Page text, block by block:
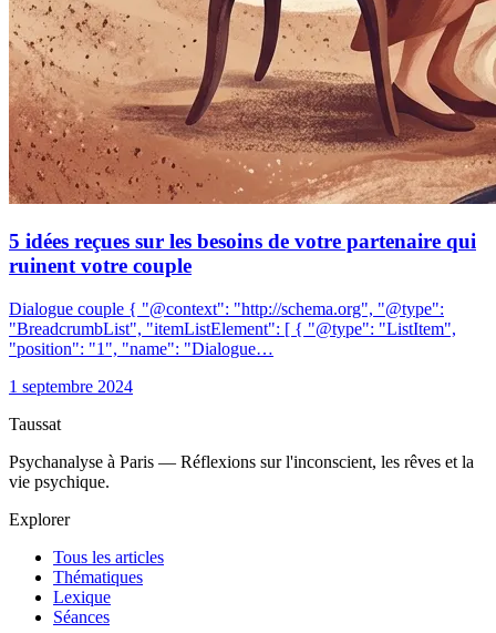
5 idées reçues sur les besoins de votre partenaire qui
ruinent votre couple
Dialogue couple { "@context": "http://schema.org", "@type":
"BreadcrumbList", "itemListElement": [ { "@type": "ListItem",
"position": "1", "name": "Dialogue…
1 septembre 2024
Taussat
Psychanalyse à Paris — Réflexions sur l'inconscient, les rêves et la
vie psychique.
Explorer
Tous les articles
Thématiques
Lexique
Séances